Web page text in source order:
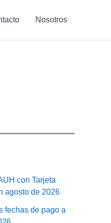
Nosotros
con Tarjeta
agosto de 2026
fechas de pago a